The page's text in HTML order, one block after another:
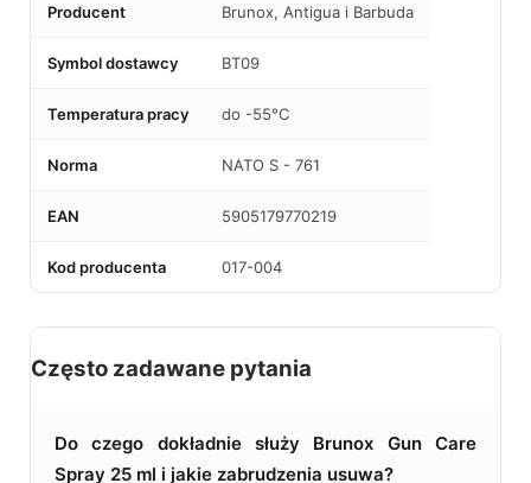
Producent Brunox, Antigua i Barbuda
Symbol dostawcy BT09
Temperatura pracy do -55°C
Norma NATO S - 761
EAN 5905179770219
Kod producenta 017-004
Często zadawane pytania
Do czego dokładnie służy Brunox Gun Care
Spray 25 ml i jakie zabrudzenia usuwa?